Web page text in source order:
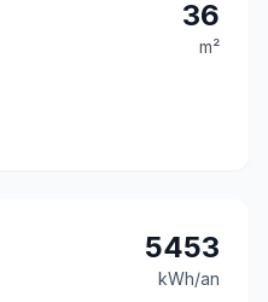
36
m²
5453
kWh/an